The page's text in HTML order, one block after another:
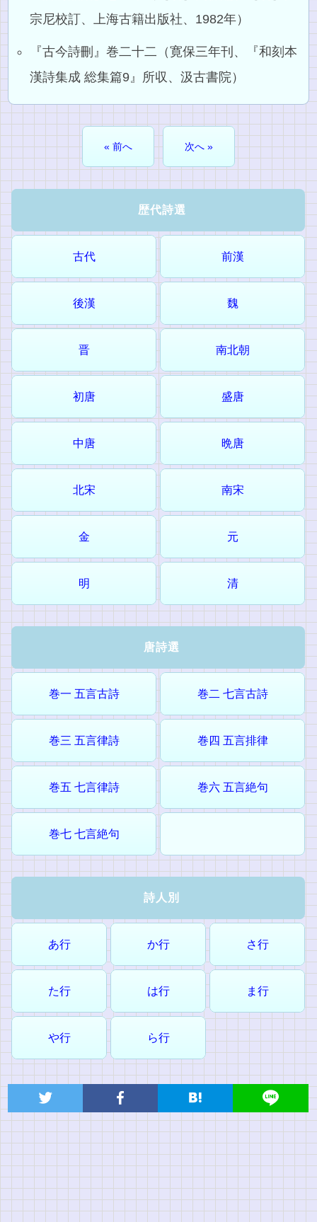
宗尼校訂、上海古籍出版社、1982年）
『古今詩刪』巻二十二（寛保三年刊、『和刻本
漢詩集成 総集篇9』所収、汲古書院）
« 前へ 次へ »
歴代詩選
古代 前漢
後漢 魏
晋 南北朝
初唐 盛唐
中唐 晩唐
北宋 南宋
金 元
明 清
唐詩選
巻一 五言古詩 巻二 七言古詩
巻三 五言律詩 巻四 五言排律
巻五 七言律詩 巻六 五言絶句
巻七 七言絶句
詩人別
あ行 か行 さ行
た行 は行 ま行
や行 ら行